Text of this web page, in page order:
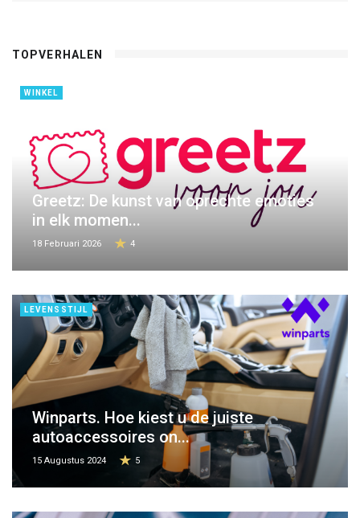
TOPVERHALEN
WINKEL
Greetz: De kunst van oprechte emoties
in elk momen...
18 Februari 2026 4
LEVENSSTIJL
Winparts. Hoe kiest u de juiste
autoaccessoires on...
15 Augustus 2024 5